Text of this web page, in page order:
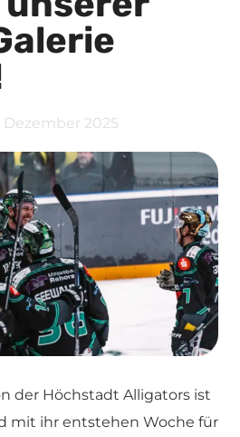
Dezember 2025
der Höchstadt Alligators ist
mit ihr entstehen Woche für